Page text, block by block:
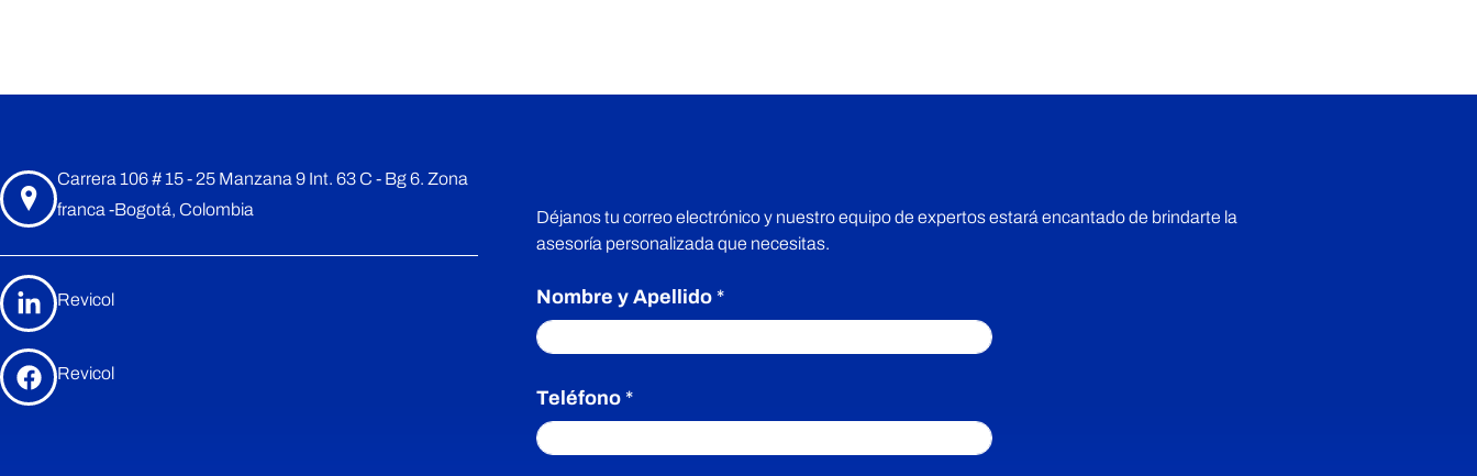
Carrera 106 # 15 - 25 Manzana 9 Int. 63 C - Bg 6. Zona
franca -Bogotá, Colombia
Revicol
Revicol
Déjanos tu correo electrónico y nuestro equipo de expertos estará encantado de brindarte la
asesoría personalizada que necesitas.
Nombre y Apellido *
Teléfono *